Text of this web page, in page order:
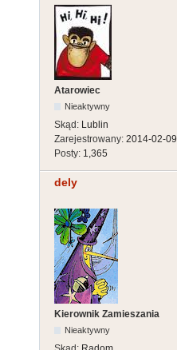
Atarowiec
Nieaktywny
Skąd: Lublin
Zarejestrowany: 2014-02-09
Posty: 1,365
dely
Kierownik Zamieszania
Nieaktywny